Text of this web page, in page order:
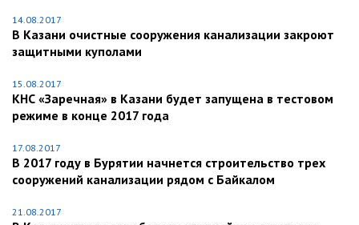
14.08.2017
В Казани очистные сооружения канализации закроют
защитными куполами
15.08.2017
КНС «Заречная» в Казани будет запущена в тестовом
режиме в конце 2017 года
17.08.2017
В 2017 году в Бурятии начнется строительство трех
сооружений канализации рядом с Байкалом
21.08.2017